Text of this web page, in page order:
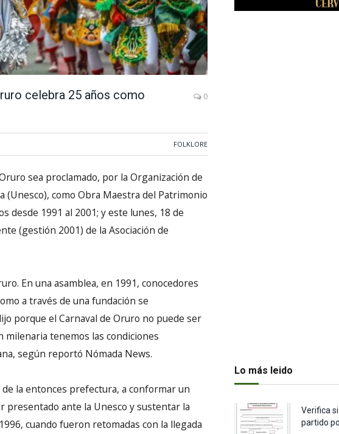
celebra 25 años como
0
FOLKLORE
sea proclamado, por la Organización de
(Unesco), como Obra Maestra del Patrimonio
desde 1991 al 2001; y este lunes, 18 de
(gestión 2001) de la Asociación de
En una asamblea, en 1991, conocedores
a través de una fundación se
porque el Carnaval de Oruro no puede ser
tenemos las condiciones
según reportó Nómada News.
de la entonces prefectura, a conformar un
presentado ante la Unesco y sustentar la
cuando fueron retomadas con la llegada
Lo más leido
Verifica
partido